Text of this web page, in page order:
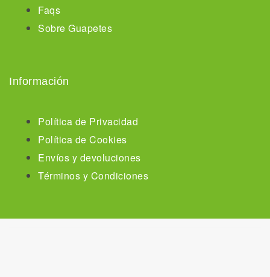
Faqs
Sobre Guapetes
Información
Política de Privacidad
Política de Cookies
Envíos y devoluciones
Términos y Condiciones